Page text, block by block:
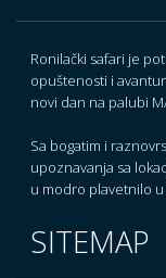
Ronilački safari je
opuštenosti i
novi dan na palubi M/
Sa bogatim i
upoznavanja sa
u modro plavetnilo
SITEMAP